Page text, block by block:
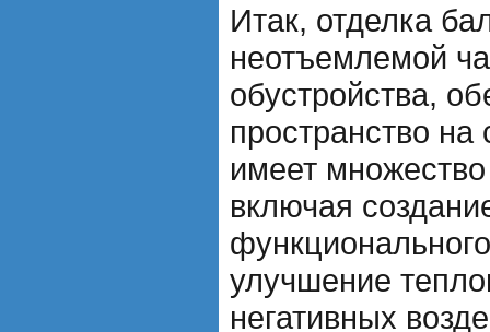
Итак, отделка
неотъемлемой
обустройства,
пространство
имеет
включая
улучшение
негативных